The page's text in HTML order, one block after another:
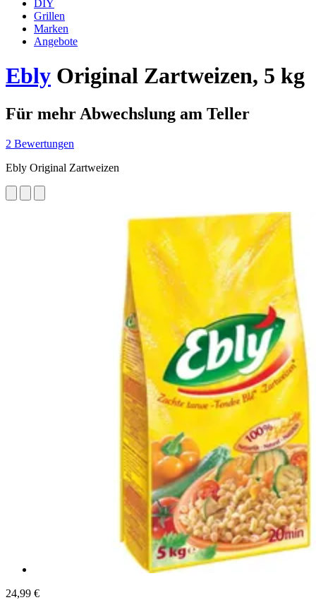
DIY
Grillen
Marken
Angebote
Ebly Original Zartweizen, 5 kg
Für mehr Abwechslung am Teller
2 Bewertungen
Ebly Original Zartweizen
24,99 €